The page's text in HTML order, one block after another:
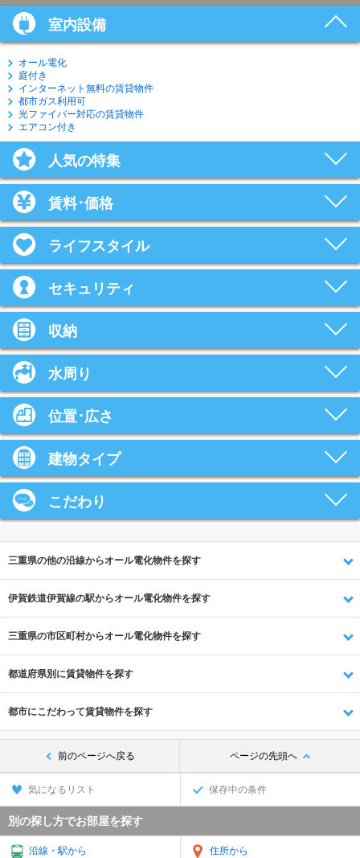
室内設備
オール電化
庭付き
インターネット無料の賃貸物件
都市ガス利用可
光ファイバー対応の賃貸物件
エアコン付き
人気の特集
賃料･価格
ライフスタイル
セキュリティ
収納
水周り
位置･広さ
建物タイプ
こだわり
三重県の他の沿線からオール電化物件を探す
伊賀鉄道伊賀線の駅からオール電化物件を探す
三重県の市区町村からオール電化物件を探す
都道府県別に賃貸物件を探す
都市にこだわって賃貸物件を探す
前のページへ戻る ページの先頭へ
気になるリスト 保存中の条件
別の探し方でお部屋を探す
沿線・駅から 住所から